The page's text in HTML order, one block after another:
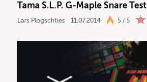
Tama S.L.P. G-Maple Snare Test
Lars Plogschties 11.07.2014 5 / 5